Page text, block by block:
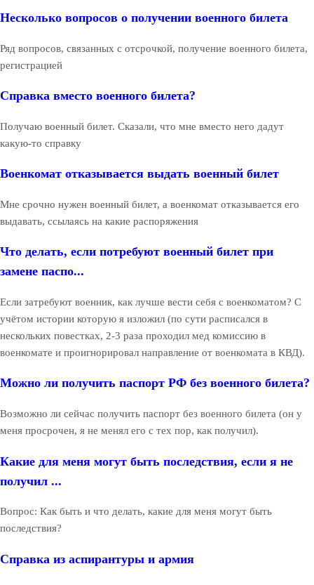
Несколько вопросов о получении военного билета
Ряд вопросов, связанных с отсрочкой, получение военного билета,
регистрацией
Справка вместо военного билета?
Получаю военный билет. Сказали, что мне вместо него дадут
какую-то справку
Военкомат отказывается выдать военный билет
Мне срочно нужен военный билет, а военкомат отказывается его
выдавать, ссылаясь на какие распоряжения
Что делать, если потребуют военный билет при
замене паспо...
Если затребуют военник, как лучше вести себя с военкоматом? С
учётом истории которую я изложил (по сути расписался в
нескольких повестках, 2-3 раза проходил мед комиссию в
военкомате и проигнорировал направление от военкомата в КВД).
Можно ли получить паспорт РФ без военного билета?
Возможно ли сейчас получить паспорт без военного билета (он у
меня просрочен, я не менял его с тех пор, как получил).
Какие для меня могут быть последствия, если я не
получил ...
Вопрос: Как быть и что делать, какие для меня могут быть
последствия?
Справка из аспирантуры и армия